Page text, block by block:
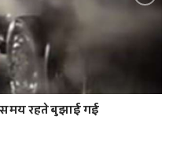
रहते बुझाई गई